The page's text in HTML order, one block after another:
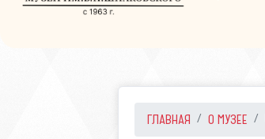
ГЛАВНАЯ О МУЗЕЕ